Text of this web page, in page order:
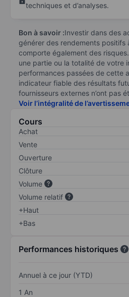
techniques et d’analyses.
Bon à savoir :Investir dans des
générer des rendements positifs
comporte également des
une partie ou la totalité de votre
performances passées de cette
indicateur fiable des résultats
fournisseurs externes n’ont pas
Voir l’intégralité de
Cours
Achat
Vente
Ouverture
Clôture
Volume
Volume relatif
+Haut
+Bas
Performances historiques
Annuel à ce jour (YTD)
1 An